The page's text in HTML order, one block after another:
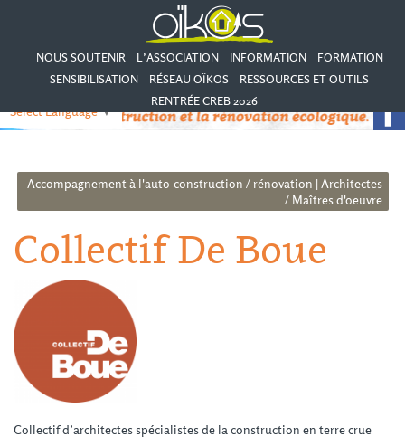
NOUS SOUTENIR L’ASSOCIATION INFORMATION
FORMATION
SENSIBILISATION
RÉSEAU OÏKOS
RESSOURCES ET OUTILS
RENTRÉE CREB 2026
Select Language▼
Accompagnement à l'auto-construction / rénovation | Architectes
/ Maîtres d'oeuvre
Collectif De Boue
Collectif d’architectes spécialistes de la construction en terre crue